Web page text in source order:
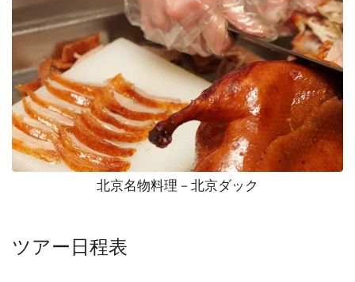
北京名物料理－北京ダック
ツアー日程表